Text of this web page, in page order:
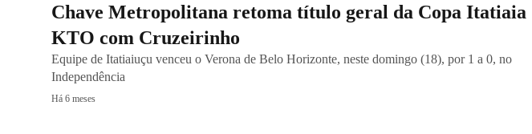
Chave Metropolitana retoma título geral da Copa Itatiaia
KTO com Cruzeirinho
Equipe de Itatiaiuçu venceu o Verona de Belo Horizonte, neste domingo (18), por 1 a 0, no
Independência
Há 6 meses